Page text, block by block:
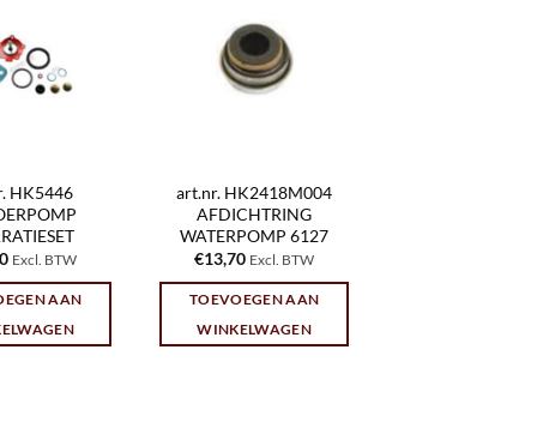
HK5446
Excl. BTW
AAN
art.nr. HK2418M004
AFDICHTRING
WATERPOMP 6127
€13,70 Excl. BTW
TOEVOEGEN AAN
WINKELWAGEN